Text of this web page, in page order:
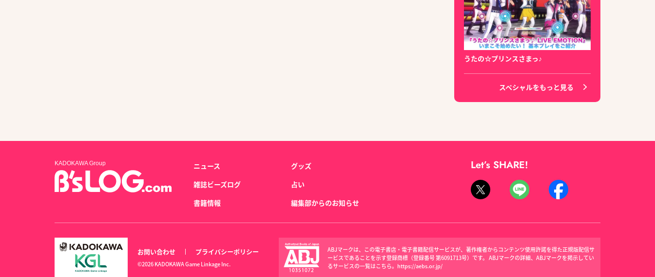
うたの☆プリンスさまっ♪
スペシャルをもっと見る
KADOKAWA Group
ニュース
雑誌ビーズログ
書籍情報
グッズ
占い
編集部からのお知らせ
Let’s SHARE!
お問い合わせ プライバシーポリシー
©2026 KADOKAWA Game Linkage Inc.
ABJマークは、この電子書店・電子書籍配信サービスが、著作権者からコンテンツ使用許諾を得た正規版配信サ
ービスであることを示す登録商標（登録番号 第6091713号）です。 ABJマークの詳細、ABJマークを掲示してい
るサービスの一覧はこちら。 https://aebs.or.jp/